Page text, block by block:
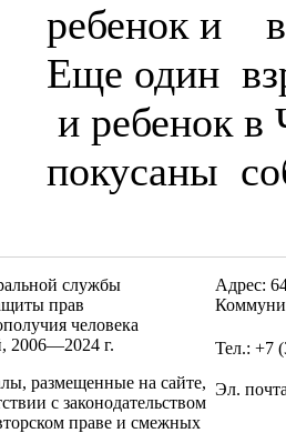
ребенок и
Еще один
и ребенок в
покусаны
службы
прав
человека
2006—2024 г.
размещенные на сайте,
с законодательством
праве и смежных
Адрес:
Тел.: +7
Эл.